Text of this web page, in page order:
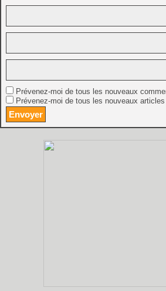
Prévenez-moi de tous les nouveaux
Prévenez-moi de tous les nouveaux